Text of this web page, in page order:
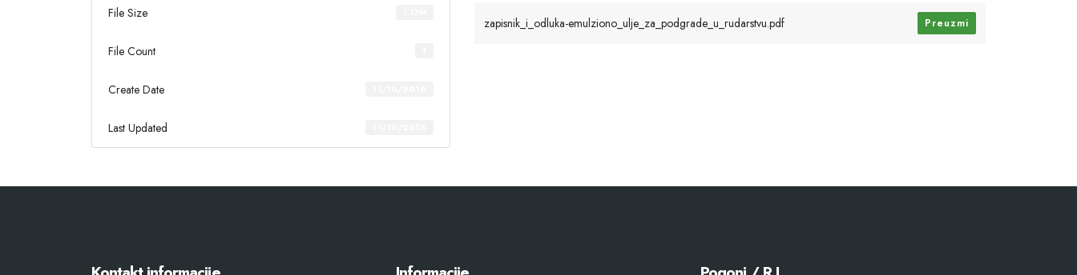
File Size
File Count
Create Date
Last Updated
zapisnik_i_odluka-emulziono_ulje_za_podgrade_u_rudarstvu.pdf Preuzmi